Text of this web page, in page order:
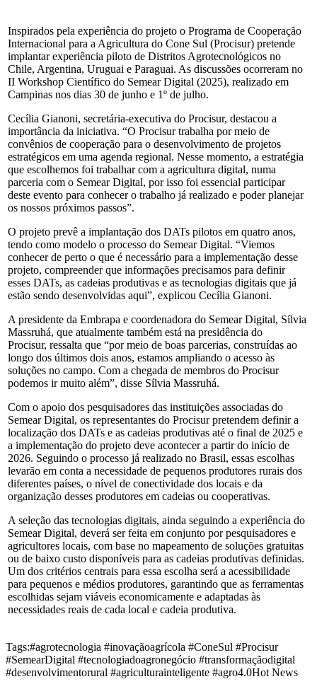
Inspirados pela experiência do projeto o Programa de Cooperação
Internacional para a Agricultura do Cone Sul (Procisur) pretende
implantar experiência piloto de Distritos Agrotecnológicos no
Chile, Argentina, Uruguai e Paraguai. As discussões ocorreram no
II Workshop Científico do Semear Digital (2025), realizado em
Campinas nos dias 30 de junho e 1º de julho.
Cecília Gianoni, secretária-executiva do Procisur, destacou a
importância da iniciativa. “O Procisur trabalha por meio de
convênios de cooperação para o desenvolvimento de projetos
estratégicos em uma agenda regional. Nesse momento, a estratégia
que escolhemos foi trabalhar com a agricultura digital, numa
parceria com o Semear Digital, por isso foi essencial participar
deste evento para conhecer o trabalho já realizado e poder planejar
os nossos próximos passos”.
O projeto prevê a implantação dos DATs pilotos em quatro anos,
tendo como modelo o processo do Semear Digital. “Viemos
conhecer de perto o que é necessário para a implementação desse
projeto, compreender que informações precisamos para definir
esses DATs, as cadeias produtivas e as tecnologias digitais que já
estão sendo desenvolvidas aqui”, explicou Cecília Gianoni.
A presidente da Embrapa e coordenadora do Semear Digital, Sílvia
Massruhá, que atualmente também está na presidência do
Procisur, ressalta que “por meio de boas parcerias, construídas ao
longo dos últimos dois anos, estamos ampliando o acesso às
soluções no campo. Com a chegada de membros do Procisur
podemos ir muito além”, disse Sílvia Massruhá.
Com o apoio dos pesquisadores das instituições associadas do
Semear Digital, os representantes do Procisur pretendem definir a
localização dos DATs e as cadeias produtivas até o final de 2025 e
a implementação do projeto deve acontecer a partir do início de
2026. Seguindo o processo já realizado no Brasil, essas escolhas
levarão em conta a necessidade de pequenos produtores rurais dos
diferentes países, o nível de conectividade dos locais e da
organização desses produtores em cadeias ou cooperativas.
A seleção das tecnologias digitais, ainda seguindo a experiência do
Semear Digital, deverá ser feita em conjunto por pesquisadores e
agricultores locais, com base no mapeamento de soluções gratuitas
ou de baixo custo disponíveis para as cadeias produtivas definidas.
Um dos critérios centrais para essa escolha será a acessibilidade
para pequenos e médios produtores, garantindo que as ferramentas
escolhidas sejam viáveis economicamente e adaptadas às
necessidades reais de cada local e cadeia produtiva.
Tags:#agrotecnologia #inovaçãoagrícola #ConeSul #Procisur
#SemearDigital #tecnologiadoagronegócio #transformaçãodigital
#desenvolvimentorural #agriculturainteligente #agro4.0Hot News